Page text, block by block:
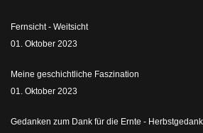
Fernsicht - Weitsicht
01. Oktober 2023
Meine geschichtliche Faszination
01. Oktober 2023
Gedanken zum Dank für die Ernte -